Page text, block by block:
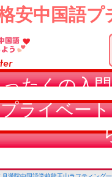
安中国語
たくの入
ライベー